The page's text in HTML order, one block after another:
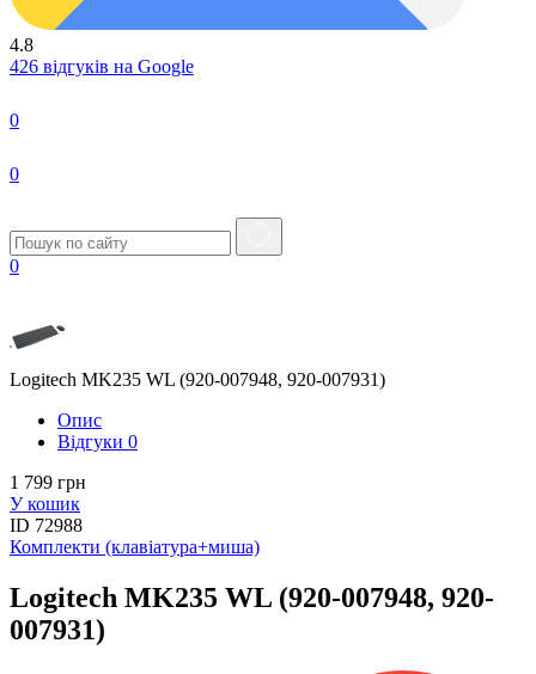
4.8
426 відгуків на Google
0
0
0
Logitech MK235 WL (920-007948, 920-007931)
Опис
Вiдгуки 0
1 799 грн
У кошик
ID 72988
Комплекти (клавіатура+миша)
Logitech MK235 WL (920-007948, 920-
007931)